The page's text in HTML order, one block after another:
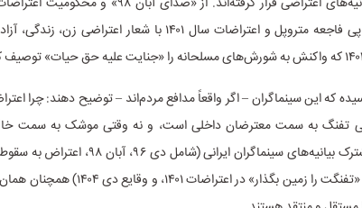
که این سینماگران – اگر واقعاً مدافع مردم‌اند – توضیح دهند: چرا
تفنگ به سمت معترضان داخلی است، و نه وقتی موشک به سمت
امضاکنندگان مشترک بیانیه‌های سینماگران
دی ۱۳۹۸، بیانیه «تفنگت را زمین بگذار» در